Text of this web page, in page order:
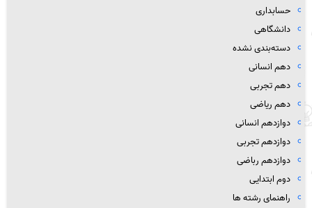
حسابداری
دانشگاهی
دسته‌بندی نشده
دهم انسانی
دهم تجربی
دهم ریاضی
دوازدهم انسانی
دوازدهم تجربی
دوازدهم رباضی
دوم ابتدایی
راهنمای رشته ها